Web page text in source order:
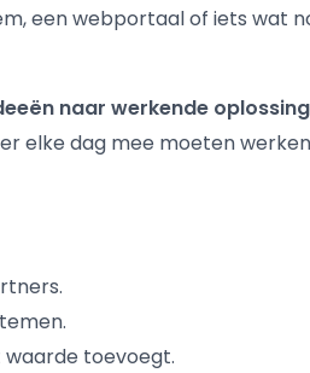
een webportaal of iets wat
naar werkende
elke dag mee moeten
toevoegt.